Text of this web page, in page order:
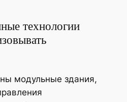
технологии
модульные здания,